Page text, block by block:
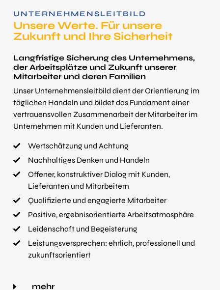
UNTERNEHMENS­LEITBILD
Unsere Werte. Für unsere
Zukunft und Ihre Sicher­heit
Langfristige Sicherung des Unternehmens,
der Arbeits­plätze und Zukunft unserer
Mitarbeiter und deren Familien
Unser Unternehmens­leitbild dient der Orientierung im
täglichen Handeln und bildet das Fundament einer
vertrauensvollen Zusammen­arbeit der Mitarbeiter im
Unternehmen mit Kunden und Lieferanten.
Wertschätzung und Achtung
Nach­haltiges Denken und Handeln
Offener, konstruktiver Dialog mit Kunden,
Lieferanten und Mitarbeitern
Qualifizierte und engagierte Mitarbeiter
Positive, ergebnis­orientierte Arbeits­atmosphäre
Leidenschaft und Begeisterung
Leistungs­versprechen: ehrlich, professionell und
zukunfts­orientiert
mehr